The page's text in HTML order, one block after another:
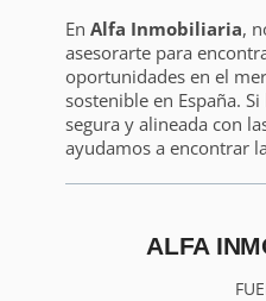
En Alfa Inmobiliaria,
asesorarte para
oportunidades en el
sostenible en España.
segura y alineada con
ayudamos a encontrar
ALFA